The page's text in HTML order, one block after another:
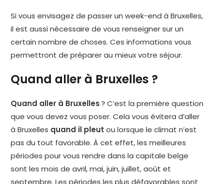
Si vous envisagez de passer un week-end à Bruxelles,
il est aussi nécessaire de vous renseigner sur un
certain nombre de choses. Ces informations vous
permettront de préparer au mieux votre séjour.
Quand aller à Bruxelles ?
Quand aller à Bruxelles? C’est la première question
que vous devez vous poser. Cela vous évitera d’aller
à Bruxelles quand il pleut ou lorsque le climat n’est
pas du tout favorable. À cet effet, les meilleures
périodes pour vous rendre dans la capitale belge
sont les mois de avril, mai, juin, juillet, août et
septembre. Les périodes les plus défavorables sont